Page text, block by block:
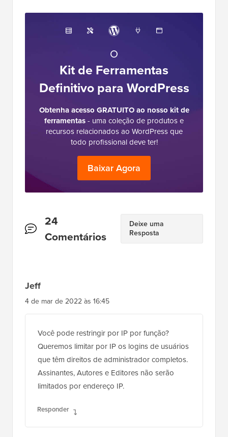
O
Kit de Ferramentas
Definitivo para WordPress
Obtenha acesso GRATUITO ao nosso kit de
ferramentas- uma coleção de produtos e
recursos relacionados ao WordPress que
todo profissional deve ter!
Baixar Agora
Interações
do
24
Comentários
Deixe uma
Resposta
Jeff
4 de mar de 2022 às 16:45
Você pode restringir por IP por função?
Queremos limitar por IP os logins de usuários
que têm direitos de administrador completos.
Assinantes, Autores e Editores não serão
limitados por endereço IP.
Responder